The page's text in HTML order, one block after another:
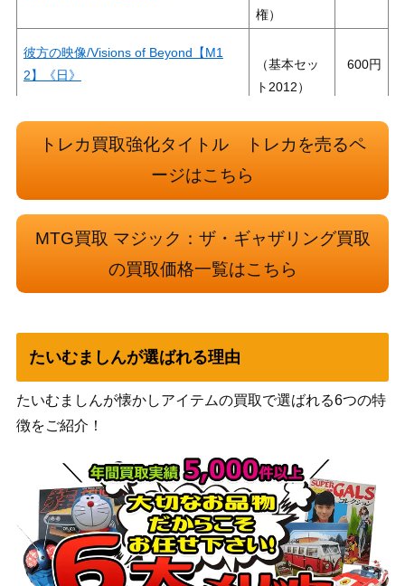
権）
彼方の映像/Visions of Beyond【M1
2】《日》
（基本セッ
ト2012）
600
[Foil]激情/Fury[MH2]《日》
（モダンホ
2,500
戦慄衆の将軍、リリアナ/Liliana, Drea
アート版 天野喜孝
戦）
7,000
追い討ち/Aggravated Assault [ONS]
《日》
（オンスロ
《日》
Wizards
OE]《日》
Wizards
(026) 最深の基盤、オヘル・タク/Ojer
Taq, Deepest Foundation / 文明の神
殿/Temple of Civilization [LCI]《日》
Wizards
（イクサラ
ン：失われ
し洞窟）
300
損魂魔道士/Soul-Scar Mage 【AKH】
トレカ買取強化タイトル トレカを売るペ
ージはこちら
MTG買取 マジック：ザ・ギャザリング買取
の買取価格一覧はこちら
たいむましんが選ばれる理由
たいむましんが懐かしアイテムの買取で選ばれる6つの特
徴をご紹介！